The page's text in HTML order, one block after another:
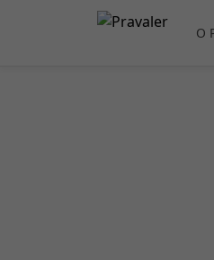
Pular para o conteúdo principal
O